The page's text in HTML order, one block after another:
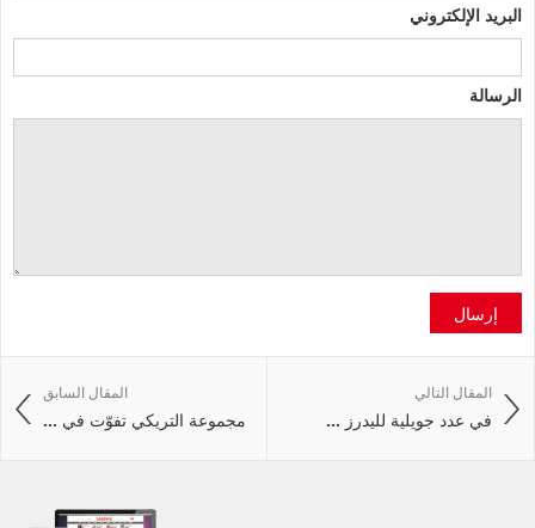
البريد الإلكتروني
الرسالة
إرسال
المقال السابق
مجموعة التريكي تفوّت في ...
المقال التالي
في عدد جويلية لليدرز ...